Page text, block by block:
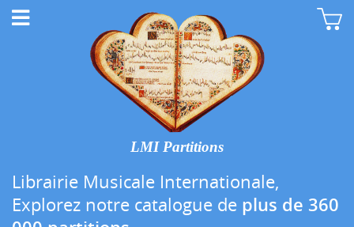
LMI Partitions
Librairie Musicale Internationale,
Explorez notre catalogue de plus de 360